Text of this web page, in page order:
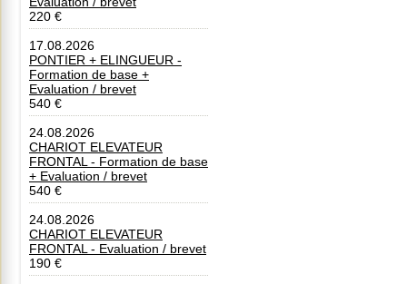
220 €
17.08.2026
PONTIER + ELINGUEUR -
Formation de base +
Evaluation / brevet
540 €
24.08.2026
CHARIOT ELEVATEUR
FRONTAL - Formation de base
+ Evaluation / brevet
540 €
24.08.2026
CHARIOT ELEVATEUR
FRONTAL - Evaluation / brevet
190 €